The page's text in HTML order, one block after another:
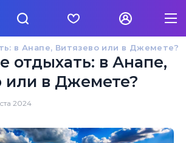
в Анапе, Витязево или в Джемете?
отдыхать: в Анапе,
или в Джемете?
2024